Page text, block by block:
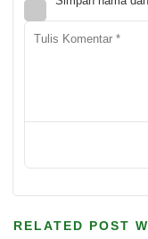
RELATED POST